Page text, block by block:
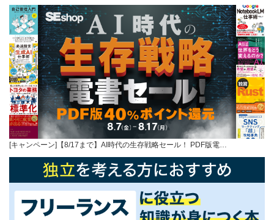
[キャンペーン]【8/17まで】AI時代の生存戦略セール！ PDF版電…